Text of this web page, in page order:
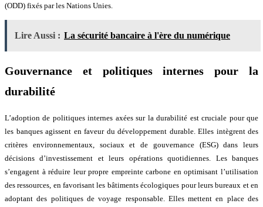
(ODD) fixés par les Nations Unies.
Lire Aussi : La sécurité bancaire à l'ère du numérique
Gouvernance et politiques internes pour la
durabilité
L’adoption de politiques internes axées sur la durabilité est cruciale pour que
les banques agissent en faveur du développement durable. Elles intègrent des
critères environnementaux, sociaux et de gouvernance (ESG) dans leurs
décisions d’investissement et leurs opérations quotidiennes. Les banques
s’engagent à réduire leur propre empreinte carbone en optimisant l’utilisation
des ressources, en favorisant les bâtiments écologiques pour leurs bureaux et en
adoptant des politiques de voyage responsable. Elles mettent en place des